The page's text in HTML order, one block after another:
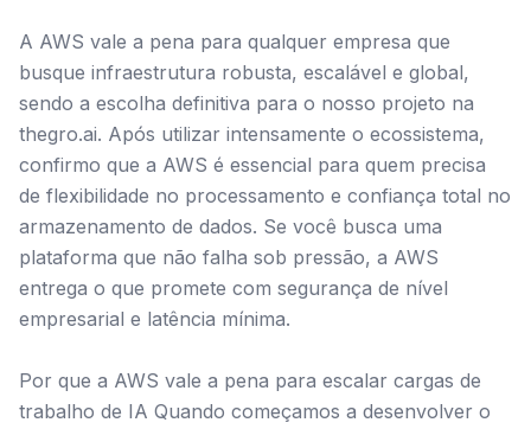
A AWS vale a pena para qualquer empresa que
busque infraestrutura robusta, escalável e global,
sendo a escolha definitiva para o nosso projeto na
thegro.ai. Após utilizar intensamente o ecossistema,
confirmo que a AWS é essencial para quem precisa
de flexibilidade no processamento e confiança total no
armazenamento de dados. Se você busca uma
plataforma que não falha sob pressão, a AWS
entrega o que promete com segurança de nível
empresarial e latência mínima.
Por que a AWS vale a pena para escalar cargas de
trabalho de IA Quando começamos a desenvolver o